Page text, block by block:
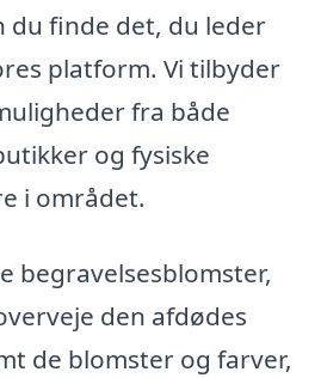
du finde det, du leder
platform. Vi tilbyder
fra både
og fysiske
i området.
begravelsesblomster,
den afdødes
de blomster og farver,